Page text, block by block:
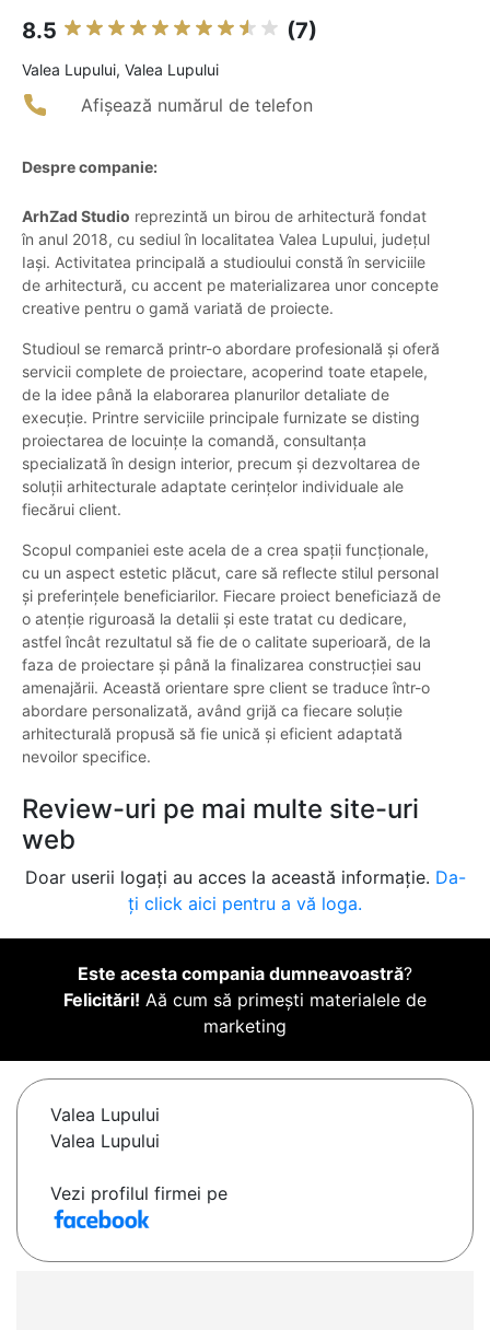
8.5 (7)
Valea Lupului, Valea Lupului
Afișează numărul de telefon
Despre companie:
ArhZad Studio reprezintă un birou de arhitectură fondat
în anul 2018, cu sediul în localitatea Valea Lupului, județul
Iași. Activitatea principală a studioului constă în serviciile
de arhitectură, cu accent pe materializarea unor concepte
creative pentru o gamă variată de proiecte.
Studioul se remarcă printr-o abordare profesională și oferă
servicii complete de proiectare, acoperind toate etapele,
de la idee până la elaborarea planurilor detaliate de
execuție. Printre serviciile principale furnizate se disting
proiectarea de locuințe la comandă, consultanța
specializată în design interior, precum și dezvoltarea de
soluții arhitecturale adaptate cerințelor individuale ale
fiecărui client.
Scopul companiei este acela de a crea spații funcționale,
cu un aspect estetic plăcut, care să reflecte stilul personal
și preferințele beneficiarilor. Fiecare proiect beneficiază de
o atenție riguroasă la detalii și este tratat cu dedicare,
astfel încât rezultatul să fie de o calitate superioară, de la
faza de proiectare și până la finalizarea construcției sau
amenajării. Această orientare spre client se traduce într-o
abordare personalizată, având grijă ca fiecare soluție
arhitecturală propusă să fie unică și eficient adaptată
nevoilor specifice.
Review-uri pe mai multe site-uri
web
Doar userii logați au acces la această informație. Da-
ți click aici pentru a vă loga.
Este acesta compania dumneavoastră?
Felicitări! Aă cum să primești materialele de
marketing
Valea Lupului
Valea Lupului
Vezi profilul firmei pe